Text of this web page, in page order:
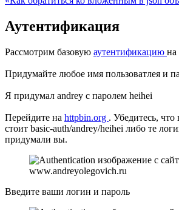
Аутентификация
Рассмотрим базовую аутентификацию на
Придумайте любое имя пользоватлея и
Я придумал andrey с паролем heihei
Перейдите на httpbin.org . Убедитесь, что
стоит basic-auth/andrey/heihei либо те
придумали вы.
Введите ваши логин и пароль